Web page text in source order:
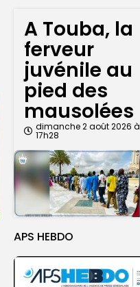
A Touba, la
ferveur
juvénile au
pied des
mausolées
dimanche 2 août 2026 à
17h28
APS HEBDO